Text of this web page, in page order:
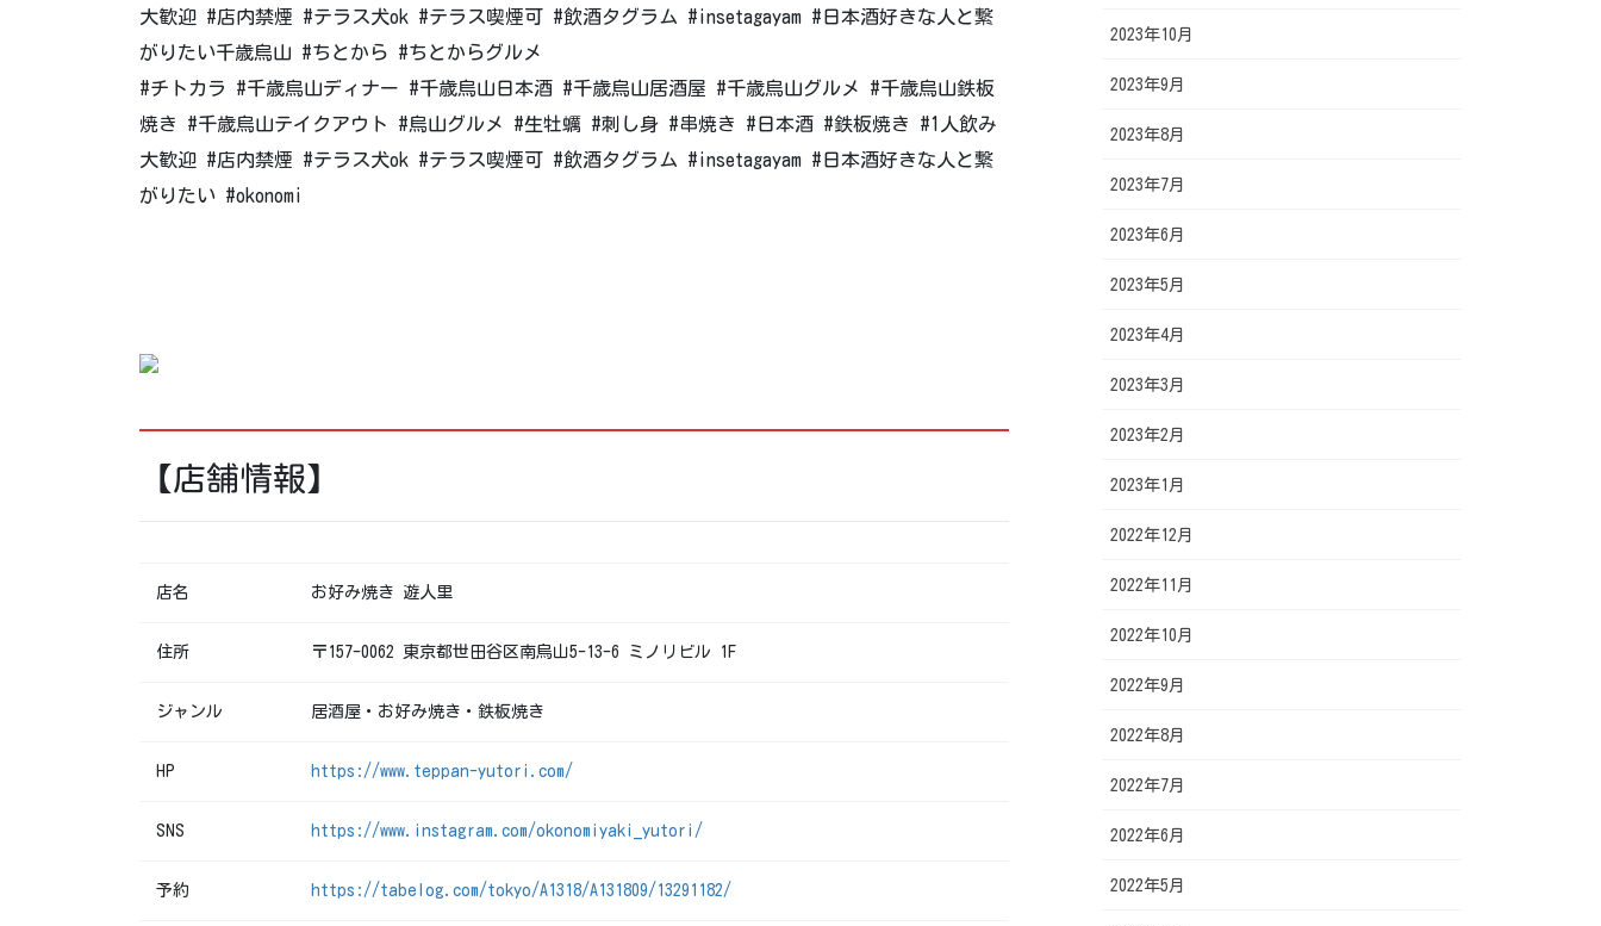
大歓迎 #店内禁煙 #テラス犬ok #テラス喫煙可 #飲酒タグラム #insetagayam #日本酒好きな人と繋
がりたい千歳烏山 #ちとから #ちとからグルメ
#チトカラ #千歳烏山ディナー #千歳烏山日本酒 #千歳烏山居酒屋 #千歳烏山グルメ #千歳烏山鉄板
焼き #千歳烏山テイクアウト #烏山グルメ #生牡蠣 #刺し身 #串焼き #日本酒 #鉄板焼き #1人飲み
大歓迎 #店内禁煙 #テラス犬ok #テラス喫煙可 #飲酒タグラム #insetagayam #日本酒好きな人と繋
がりたい #okonomi
【店舗情報】
店名 お好み焼き 遊人里
住所 〒157-0062 東京都世田谷区南烏山5-13-6 ミノリビル 1F
ジャンル 居酒屋・お好み焼き・鉄板焼き
HP https://www.teppan-yutori.com/
SNS https://www.instagram.com/okonomiyaki_yutori/
予約 https://tabelog.com/tokyo/A1318/A131809/13291182/
2023年10月
2023年9月
2023年8月
2023年7月
2023年6月
2023年5月
2023年4月
2023年3月
2023年2月
2023年1月
2022年12月
2022年11月
2022年10月
2022年9月
2022年8月
2022年7月
2022年6月
2022年5月